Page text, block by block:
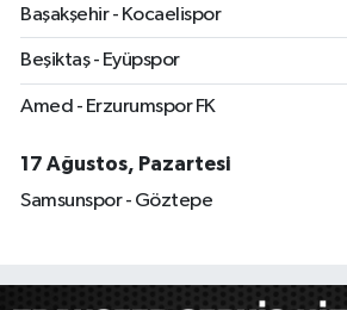
Başakşehir - Kocaelispor
Beşiktaş - Eyüpspor
Amed - Erzurumspor FK
17 Ağustos, Pazartesi
Samsunspor - Göztepe